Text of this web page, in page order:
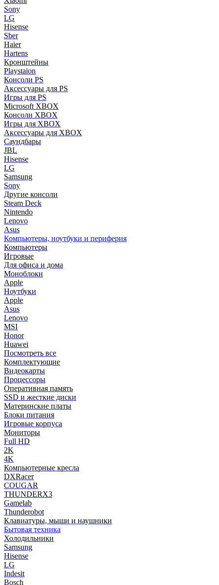
Sony
LG
Hisense
Sber
Haier
Hartens
Кронштейны
Playstaion
Консоли PS
Аксессуары для PS
Игры для PS
Microsoft XBOX
Консоли XBOX
Игры для XBOX
Аксессуары для XBOX
Саундбары
JBL
Hisense
LG
Samsung
Sony
Другие консоли
Steam Deck
Nintendo
Lenovo
Asus
Компьютеры, ноутбуки и периферия
Компьютеры
Игровые
Для офиса и дома
Моноблоки
Apple
Ноутбуки
Apple
Asus
Lenovo
MSI
Honor
Huawei
Посмотреть все
Комплектующие
Видеокарты
Процессоры
Оперативная память
SSD и жесткие диски
Материнские платы
Блоки питания
Игровые корпуса
Мониторы
Full HD
2K
4K
Компьютерные кресла
DXRacer
COUGAR
THUNDERX3
Gamelab
Thunderobot
Клавиатуры, мыши и наушники
Бытовая техника
Холодильники
Samsung
Hisense
LG
Indesit
Bosch